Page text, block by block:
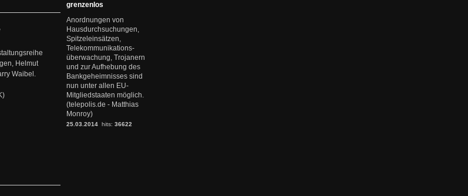
Helmut
Waibel.
grenzenlos
Anordnungen von
Hausdurchsuchungen,
Spitzeleinsätzen,
Telekommunikations-
überwachung, Trojanern
und zur Aufhebung des
Bankgeheimnisses sind
nun unter allen EU-
Mitgliedstaaten möglich.
(telepolis.de - Matthias
Monroy)
25.03.2014 hits: 36622